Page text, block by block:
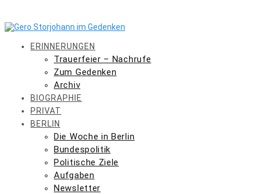
content
ERINNERUNGEN
Trauerfeier – Nachrufe
Zum Gedenken
Archiv
BIOGRAPHIE
PRIVAT
BERLIN
Die Woche in Berlin
Bundespolitik
Politische Ziele
Aufgaben
Newsletter